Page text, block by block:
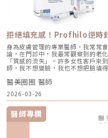
拒絕填充感！Profhilo逆時
身為皮膚管理的專業醫師，我常常
論，在門診中，我最常觀察到的老
「質感的流失」。許多女性客戶來
師，我不想變臉，我也不想把臉填
了、乾了，看起來很累。」這種「
解。過去我們習慣用玻尿酸去「填
表，但在這兩者之間，其實存在著
Remodeling）。這就是為什麼我
有獨鍾的原因。一、 重新定義抗老
充」？在深入了解 Profhilo逆時針
質。肌膚的年輕度由真皮層的三大
（Collagen）以及彈力蛋白（
就像建築物的「鋼筋水泥」，負責
醫美圈圈 醫師
2026-03-26
醫師專欄